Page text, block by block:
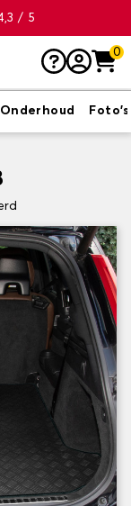
/ 5
0
Onderhoud Foto's